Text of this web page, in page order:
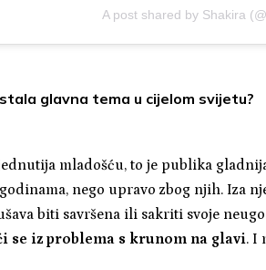
A post shared by Shakira
glavna tema u cijelom svijetu?
mladošću, to je publika
nego upravo zbog njih. Iza
biti savršena ili sakriti svoje
se iz problema s krunom na glavi. I